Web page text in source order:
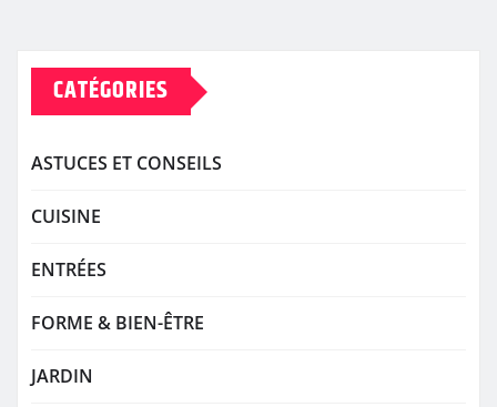
CATÉGORIES
ASTUCES ET CONSEILS
CUISINE
ENTRÉES
FORME & BIEN-ÊTRE
JARDIN